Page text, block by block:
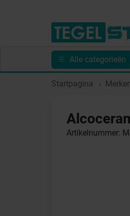
Alle categorieën
Toebehoren Sanitair
Startpagina
Artikelnummer: